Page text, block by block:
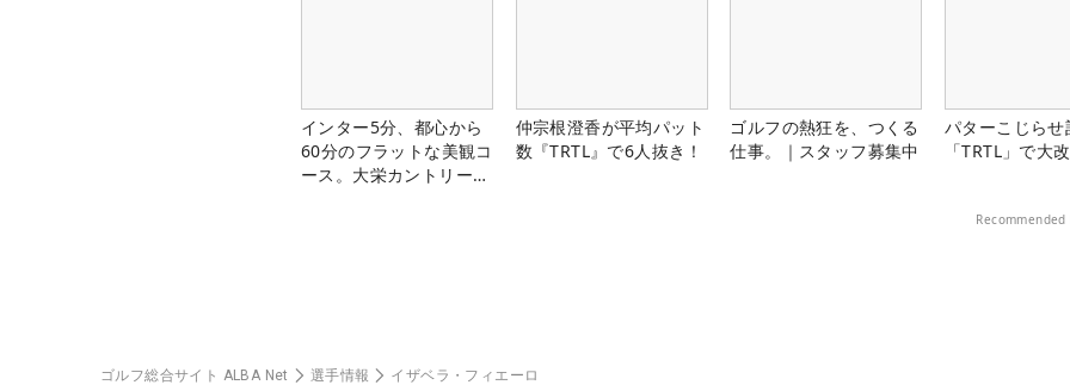
インター5分、都心から
60分のフラットな美観コ
ース。大栄カントリー俱
仲宗根澄香が平均パット
数『TRTL』で6人抜き！
ゴルフの熱狂を、つくる
仕事。｜スタッフ募集中
パターこじらせ
「TRTL」で大
Recommended
ゴルフ総合サイト ALBA Net 選手情報 イザベラ・フィエーロ